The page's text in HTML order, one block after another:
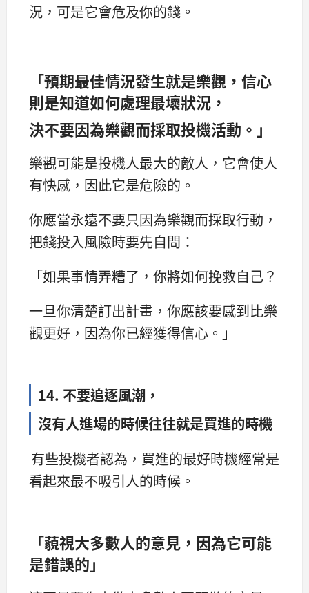
況，可是它會危及你的錢。
「預期最佳情況發生就是樂觀，信心
則是知道如何處理最壞狀況，
決不要因為樂觀而採取投機活動。」
樂觀可能是投機人最大的敵人，它會使人
有快感，因此它是危險的。
你應當永遠不要只因為樂觀而採取行動，
把錢投入風險時要先自問：
「如果事情弄糟了，你將如何挽救自己？
一旦你清楚訂出計畫，你應該要感到比樂
觀更好，因為你已經獲得信心。」
14. 不要追逐風潮，
沒有人進場的時候往往就是買進的時機
有些投機者認為，買進的最好時機經常是
看起來最不吸引人的時候。
「藐視大多數人的意見，因為它可能
是錯誤的」